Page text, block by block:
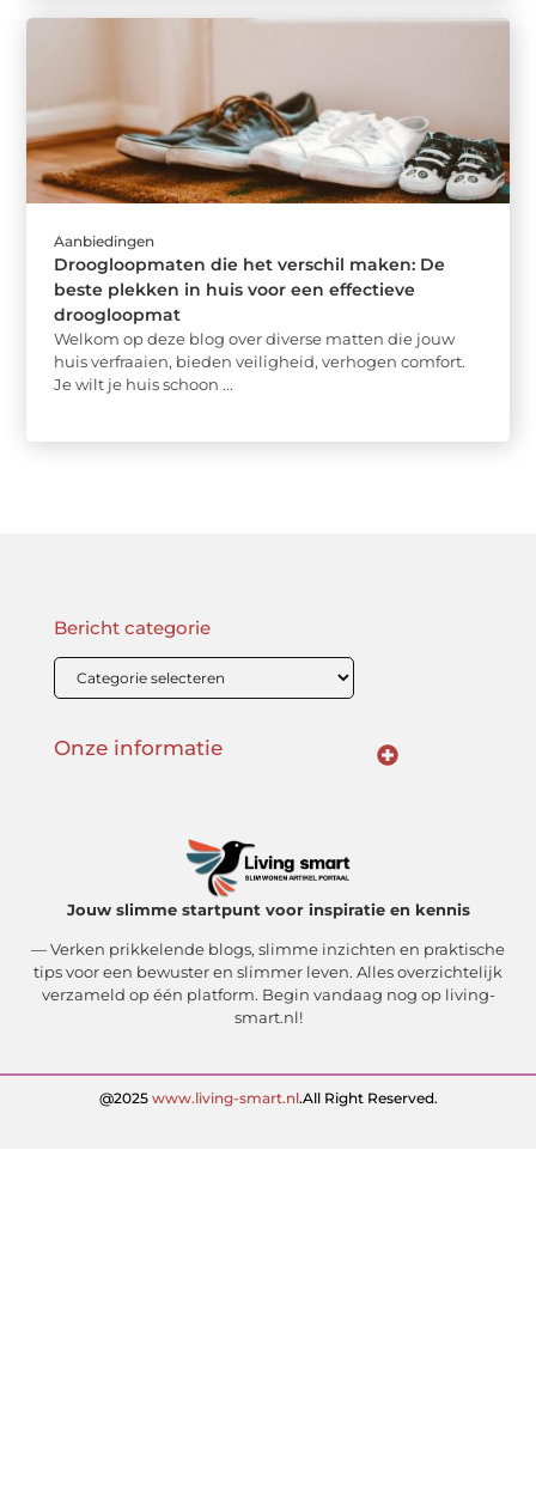
Aanbiedingen
Droogloopmaten die het verschil maken: De
beste plekken in huis voor een effectieve
droogloopmat
Welkom op deze blog over diverse matten die jouw
huis verfraaien, bieden veiligheid, verhogen comfort.
Je wilt je huis schoon ...
Jouw slimme startpunt voor inspiratie en kennis
— Verken prikkelende blogs, slimme inzichten en praktische
tips voor een bewuster en slimmer leven. Alles overzichtelijk
verzameld op één platform. Begin vandaag nog op living-
smart.nl!
@2025 www.living-smart.nl.All Right Reserved.
Onze informatie
Bericht categorie